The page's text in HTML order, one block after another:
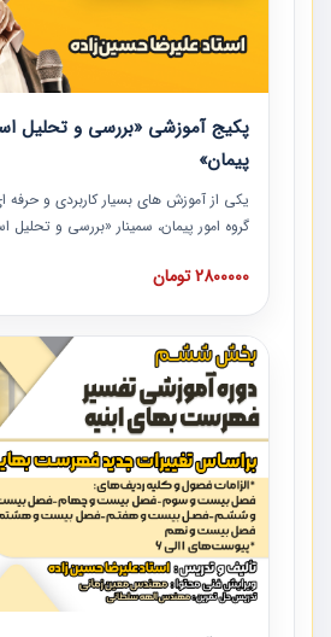
پکیج آموزشی «بررسی و تحلیل
پیمان»
یکی از آموزش‏‏‏‏‏‏ های بسیار کاربردی و حرفه‏
گروه امور پیمان، سمینار «بررسی و تحلیل
است که در دانشگاه صنعتی شریف ارائه
نکات کلیدی مربوط به اسناد و مدارک
پیمان به همراه تجربیات عملی در این
2800000 تومان